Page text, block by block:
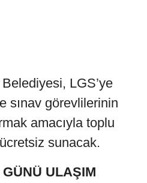
LGS’ye
sınav görevlilerinin
amacıyla toplu
sunacak.
ULAŞIM